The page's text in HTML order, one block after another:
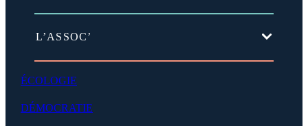
l
L’ASSOC’
é
o
ÉCOLOGIE
DÉMOCRATIE